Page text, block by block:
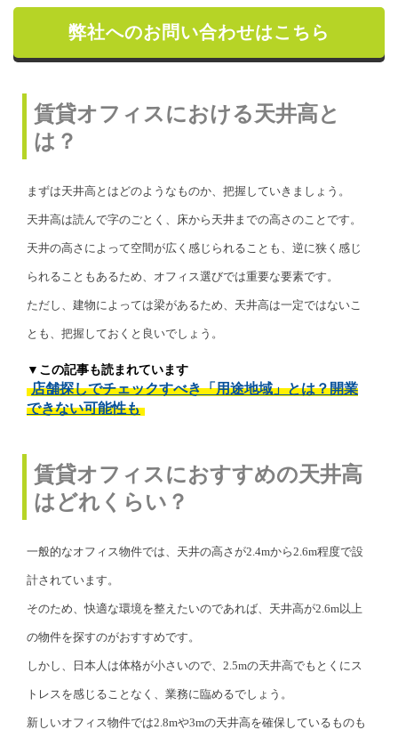
弊社へのお問い合わせはこちら
賃貸オフィスにおける天井高と
は？
まずは天井高とはどのようなものか、把握していきましょう。
天井高は読んで字のごとく、床から天井までの高さのことです。
天井の高さによって空間が広く感じられることも、逆に狭く感じ
られることもあるため、オフィス選びでは重要な要素です。
ただし、建物によっては梁があるため、天井高は一定ではないこ
とも、把握しておくと良いでしょう。
▼この記事も読まれています
店舗探しでチェックすべき「用途地域」とは？開業
できない可能性も
賃貸オフィスにおすすめの天井高
はどれくらい？
一般的なオフィス物件では、天井の高さが2.4mから2.6m程度で設
計されています。
そのため、快適な環境を整えたいのであれば、天井高が2.6m以上
の物件を探すのがおすすめです。
しかし、日本人は体格が小さいので、2.5mの天井高でもとくにス
トレスを感じることなく、業務に臨めるでしょう。
新しいオフィス物件では2.8mや3mの天井高を確保しているものも